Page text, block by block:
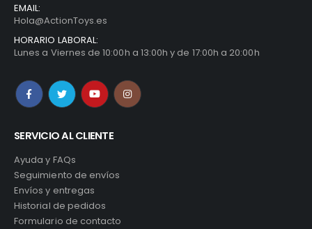
EMAIL:
Hola@ActionToys.es
HORARIO LABORAL:
Lunes a Viernes de 10:00h a 13:00h y de 17:00h a 20:00h
SERVICIO AL CLIENTE
Ayuda y FAQs
Seguimiento de envíos
Envíos y entregas
Historial de pedidos
Formulario de contacto